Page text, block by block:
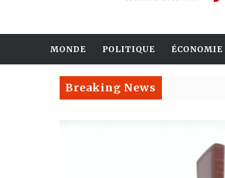
MONDE POLITIQUE ÉCONOMIE
Breaking News